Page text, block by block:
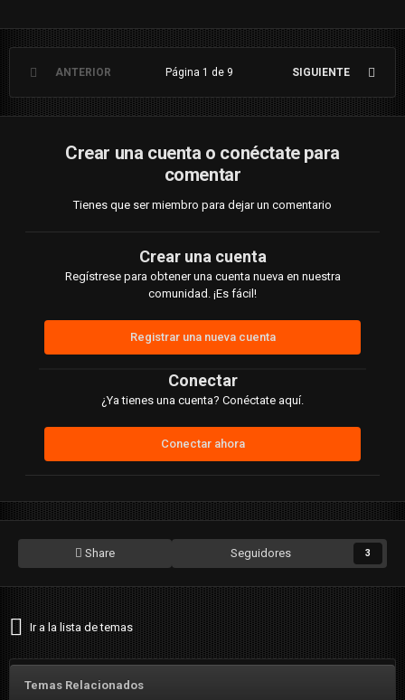
ANTERIOR SIGUIENTE
Página 1 de 9
Crear una cuenta o conéctate para
comentar
Tienes que ser miembro para dejar un comentario
Crear una cuenta
Regístrese para obtener una cuenta nueva en nuestra
comunidad. ¡Es fácil!
Registrar una nueva cuenta
Conectar
¿Ya tienes una cuenta? Conéctate aquí.
Conectar ahora
Share Seguidores 3
Ir a la lista de temas
Temas Relacionados